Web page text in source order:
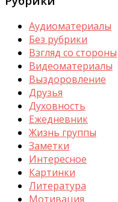
Аудиоматериалы
Без рубрики
Взгляд со стороны
Видеоматериалы
Выздоровление
Друзья
Духовность
Ежедневник
Жизнь группы
Заметки
Интересное
Картинки
Литература
Мотивация